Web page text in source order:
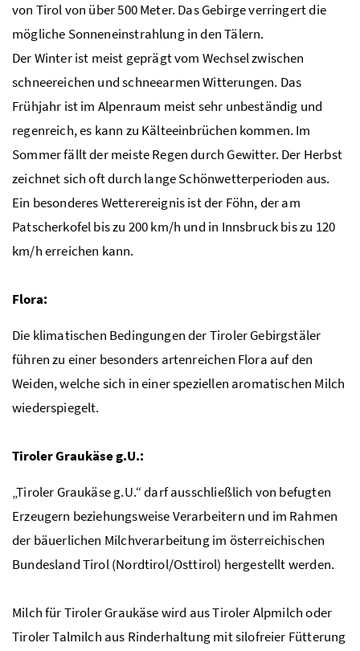
von Tirol von über 500 Meter. Das Gebirge verringert die
mögliche Sonneneinstrahlung in den Tälern.
Der Winter ist meist geprägt vom Wechsel zwischen
schneereichen und schneearmen Witterungen. Das
Frühjahr ist im Alpenraum meist sehr unbeständig und
regenreich, es kann zu Kälteeinbrüchen kommen. Im
Sommer fällt der meiste Regen durch Gewitter. Der Herbst
zeichnet sich oft durch lange Schönwetterperioden aus.
Ein besonderes Wetterereignis ist der Föhn, der am
Patscherkofel bis zu 200km/h und in Innsbruck bis zu 120
km/herreichen kann.
Flora:
Die klimatischen Bedingungen der Tiroler Gebirgstäler
führen zu einer besonders artenreichen Flora auf den
Weiden, welche sich in einer speziellen aromatischen Milch
wiederspiegelt.
Tiroler Graukäseg.U.:
„Tiroler Graukäseg.U.“ darf ausschließlich von befugten
Erzeugern beziehungsweise Verarbeitern und im Rahmen
der bäuerlichen Milchverarbeitung im österreichischen
Bundesland Tirol (Nordtirol/Osttirol) hergestellt werden.
Milch für Tiroler Graukäse wird aus Tiroler Alpmilch oder
Tiroler Talmilch aus Rinderhaltung mit silofreier Fütterung